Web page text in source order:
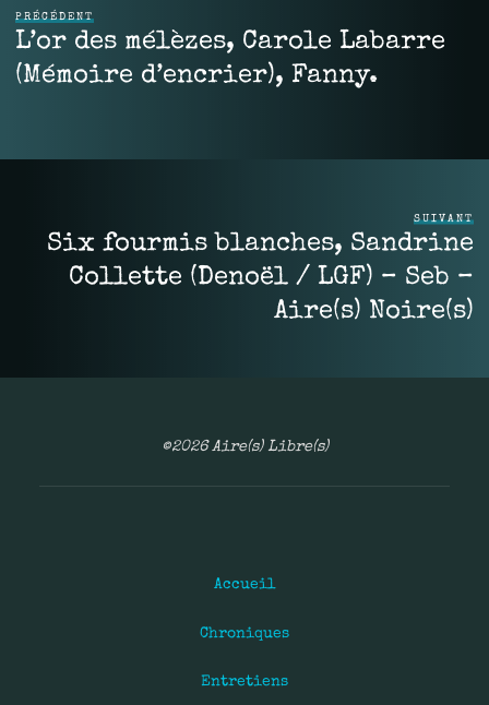
PRÉCÉDENT
L’or des mélèzes, Carole Labarre
(Mémoire d’encrier), Fanny.
SUIVANT
Six fourmis blanches, Sandrine
Collette (Denoël / LGF) – Seb –
Aire(s) Noire(s)
©2026 Aire(s) Libre(s)
Accueil
Chroniques
Entretiens